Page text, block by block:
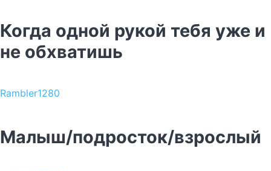
Когда одной рукой тебя уже и
не обхватишь
Rambler1280
Малыш/подросток/взрослый